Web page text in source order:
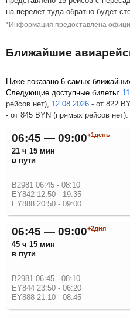
на перелет туда-обратно будет
*Информация предоставлена
Ближайшие
Ниже показано 6 самых ближайших рейсов из Минска в Пекин.
Следующие доступные билеты:
рейсов нет), 12.08.2026 - от 822
- от 845 BYN (прямых рейсов нет).
06:45 — 09:00+1день
21 ч 15 мин
в пути
B2981 06:45 - 08:10
EY842 12:50 - 19:35
EY888 20:50 - 09:00
06:45 — 09:00+2дня
45 ч 15 мин
в пути
B2981 06:45 - 08:10
EY844 23:50 - 06:20
EY888 21:10 - 08:45